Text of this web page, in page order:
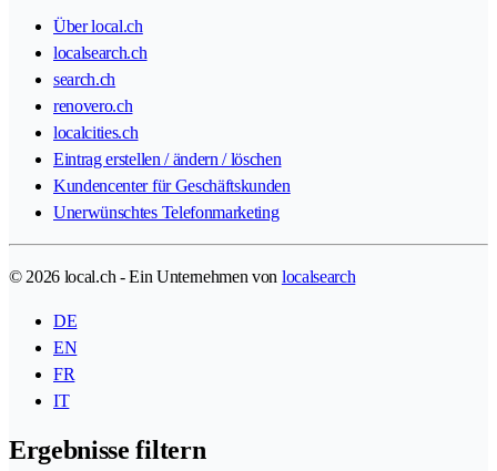
Über local.ch
localsearch.ch
search.ch
renovero.ch
localcities.ch
Eintrag erstellen / ändern / löschen
Kundencenter für Geschäftskunden
Unerwünschtes Telefonmarketing
© 2026 local.ch - Ein Unternehmen von localsearch
DE
EN
FR
IT
Ergebnisse filtern